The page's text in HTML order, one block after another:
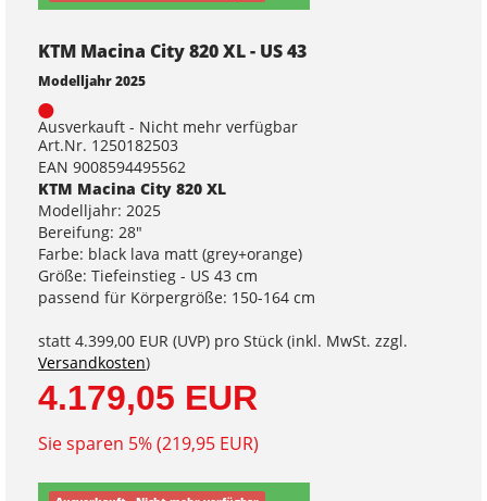
KTM Macina City 820 XL - US 43
Modelljahr 2025
Ausverkauft - Nicht mehr verfügbar
Art.Nr. 1250182503
EAN 9008594495562
KTM Macina City 820 XL
Modelljahr: 2025
Bereifung: 28"
Farbe: black lava matt (grey+orange)
Größe: Tiefeinstieg - US 43 cm
passend für Körpergröße: 150-164 cm
statt 4.399,00 EUR (UVP) pro Stück (inkl. MwSt. zzgl.
Versandkosten)
4.179,05 EUR
Sie sparen 5% (219,95 EUR)